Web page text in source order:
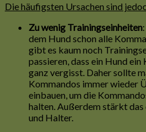
Die häufigsten Ursachen sind
Zu wenig Trainingseinheiten
dem Hund schon alle
gibt es kaum noch
passieren, dass ein Hund
ganz vergisst. Daher sollte
Kommandos immer wieder
einbauen, um die
halten. Außerdem stärkt
und Halter.